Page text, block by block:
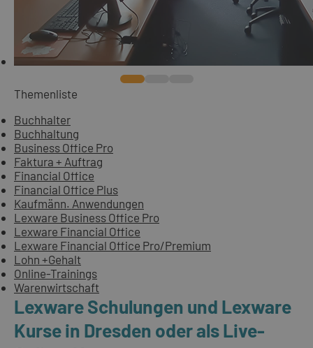
Themenliste
Buchhalter
Buchhaltung
Business Office Pro
Faktura + Auftrag
Financial Office
Financial Office Plus
Kaufmänn. Anwendungen
Lexware Business Office Pro
Lexware Financial Office
Lexware Financial Office Pro/Premium
Lohn +Gehalt
Online-Trainings
Warenwirtschaft
Lexware Schulungen und Lexware
Kurse in Dresden oder als Live-